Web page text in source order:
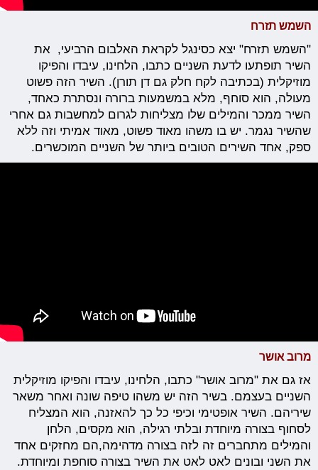
השמש תזרח
"השמש תזרח" יצא כסינגל לקראת האלבום הרביעי, את
השיר תופתעו לדעת השניים כתבו, הלחינו, עיבדו והפיקו
מוזיקלית (בכתיבה לקח חלק גם דן תורן). השיר הזה פשוט
מעולה, הוא סוחף, מלא במשמעות ברורה ונסתרת כאחד,
השיר ממכר והמילים שלו מצליחות לגרום למחשבות גם אחרי
שהשיר נגמר. יש בו משהו מאוד פשוט, מאוד אמיתי וזה ללא
ספק, אחד השירים הטובים ביותר של השניים המוכשרים.
מרוב אושר
אז גם את "מרוב אושר" כתבו, הלחינו, עיבדו והפיקו מוזיקלית
השניים בעצמם. בשיר הזה יש משהו טיפה שונה ואחר משאר
שיריהם. השיר אופטימי וכיפי כל כך להאזנה, הוא המצליח
לסחוף בצורה מיוחדת ובלתי רגילה, הוא מקסים, הלחן
והמילים מתחברים זה לזה בצורה מדהימה,הם מחזקים אחד
את השני ובונים לאט לאט את השיר בצורה סוחפת ומיוחדת.